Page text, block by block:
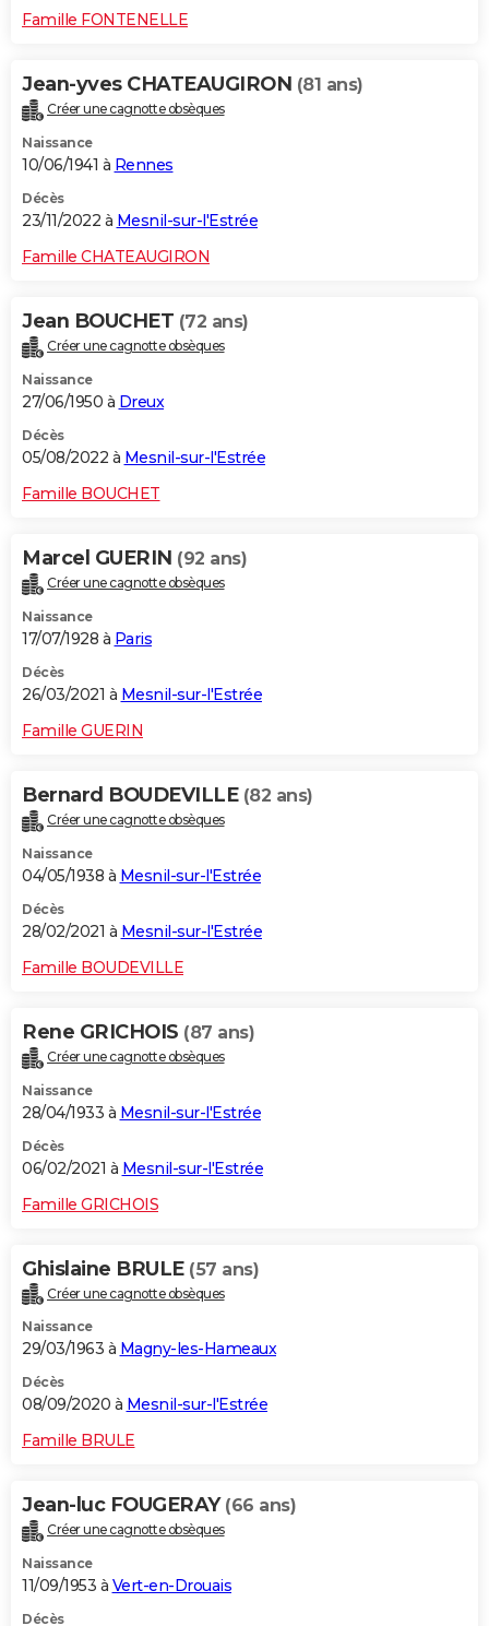
Famille FONTENELLE
Jean-yves CHATEAUGIRON (81 ans)
Créer une cagnotte obsèques
Naissance
10/06/1941 à Rennes
Décès
23/11/2022 à Mesnil-sur-l'Estrée
Famille CHATEAUGIRON
Jean BOUCHET (72 ans)
Créer une cagnotte obsèques
Naissance
27/06/1950 à Dreux
Décès
05/08/2022 à Mesnil-sur-l'Estrée
Famille BOUCHET
Marcel GUERIN (92 ans)
Créer une cagnotte obsèques
Naissance
17/07/1928 à Paris
Décès
26/03/2021 à Mesnil-sur-l'Estrée
Famille GUERIN
Bernard BOUDEVILLE (82 ans)
Créer une cagnotte obsèques
Naissance
04/05/1938 à Mesnil-sur-l'Estrée
Décès
28/02/2021 à Mesnil-sur-l'Estrée
Famille BOUDEVILLE
Rene GRICHOIS (87 ans)
Créer une cagnotte obsèques
Naissance
28/04/1933 à Mesnil-sur-l'Estrée
Décès
06/02/2021 à Mesnil-sur-l'Estrée
Famille GRICHOIS
Ghislaine BRULE (57 ans)
Créer une cagnotte obsèques
Naissance
29/03/1963 à Magny-les-Hameaux
Décès
08/09/2020 à Mesnil-sur-l'Estrée
Famille BRULE
Jean-luc FOUGERAY (66 ans)
Créer une cagnotte obsèques
Naissance
11/09/1953 à Vert-en-Drouais
Décès